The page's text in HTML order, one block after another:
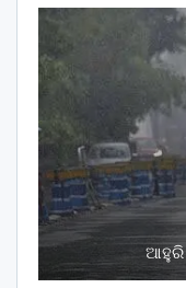
ଆହୁରି